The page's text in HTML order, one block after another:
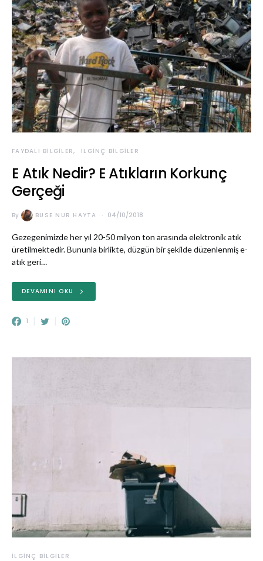
FAYDALI BILGILER İLGINÇ BILGILER
E Atık Nedir? E Atıkların Korkunç
Gerçeği
By BUSE NUR HAYTA 04/10/2018
Gezegenimizde her yıl 20-50 milyon ton arasında elektronik atık
üretilmektedir. Bununla birlikte, düzgün bir şekilde düzenlenmiş e-
atık geri…
DEVAMINI OKU
1
İLGINÇ BILGILER